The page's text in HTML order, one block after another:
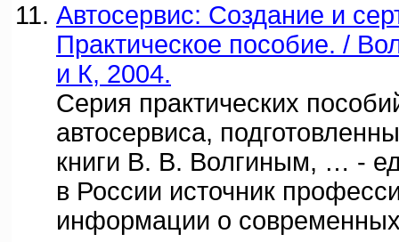
Автосервис: Создание и
Практическое пособие. /
и К, 2004.
Серия практических
автосервиса,
книги В. В. Волгиным, … -
в России источник
информации о